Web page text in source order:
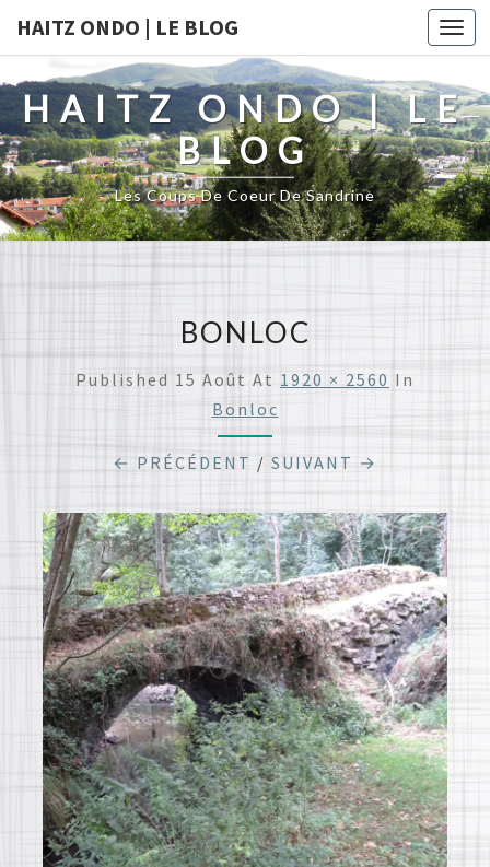
HAITZ ONDO | LE BLOG
HAITZ ONDO | LE
BLOG
Les Coups De Coeur De Sandrine
BONLOC
Published 15 Août At 1920 × 2560 In
Bonloc
← PRÉCÉDENT / SUIVANT →